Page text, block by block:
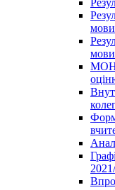
мови
мови
МОН